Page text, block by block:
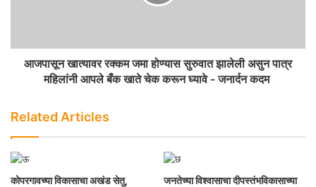
आजपासून खात्यावर रक्कम जमा होण्यास सुरुवात झालेली असुन पात्र
महिलांनी आपले बँक खाते चेक करून घ्यावे - जनार्दन कदम
Related Articles
कोपरगावच्या विकासाचा अखंड सेतु,
जनतेच्या विश्वासाचा दीपस्तंभविकासाच्या